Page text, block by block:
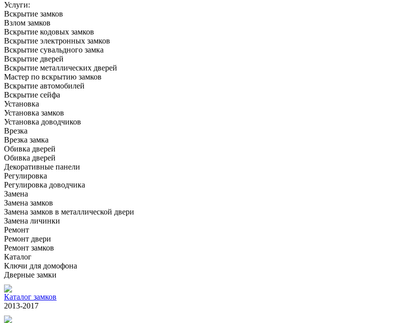
Услуги:
Вскрытие замков
Взлом замков
Вскрытие кодовых замков
Вскрытие электронных замков
Вскрытие сувальдного замка
Вскрытие дверей
Вскрытие металлических дверей
Мастер по вскрытию замков
Вскрытие автомобилей
Вскрытие сейфа
Установка
Установка замков
Установка доводчиков
Врезка
Врезка замка
Обивка дверей
Обивка дверей
Декоративные панели
Регулировка
Регулировка доводчика
Замена
Замена замков
Замена замков в металлической двери
Замена личинки
Ремонт
Ремонт двери
Ремонт замков
Каталог
Ключи для домофона
Дверные замки
Каталог замков
2013-2017